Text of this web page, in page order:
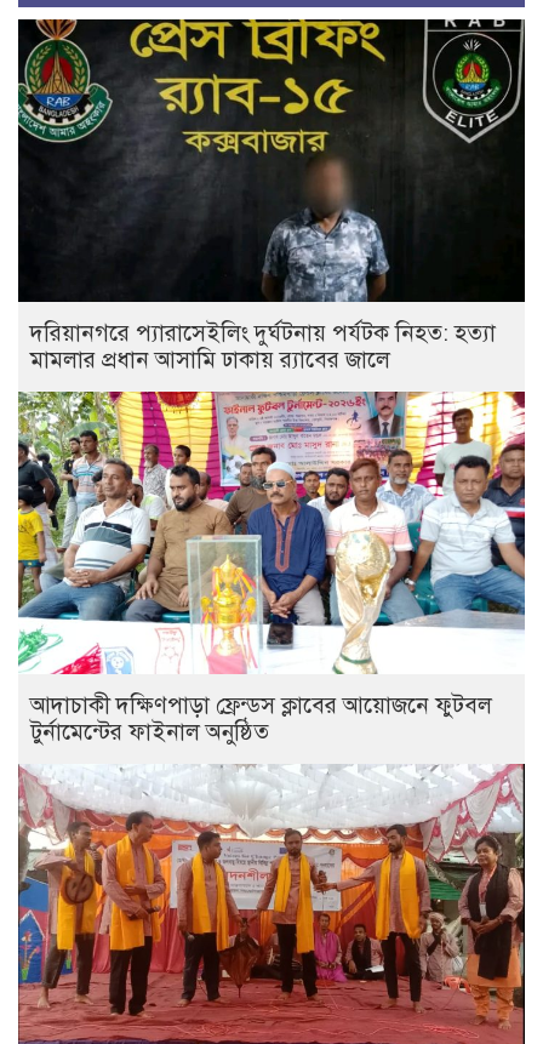
দরিয়ানগরে প্যারাসেইলিং দুর্ঘটনায় পর্যটক নিহত: হত্যা
মামলার প্রধান আসামি ঢাকায় র‌্যাবের জালে
আদাচাকী দক্ষিণপাড়া ফ্রেন্ডস ক্লাবের আয়োজনে ফুটবল
টুর্নামেন্টের ফাইনাল অনুষ্ঠিত